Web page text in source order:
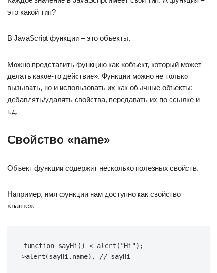
это какой тип?
В JavaScript функции – это объекты.
Можно представить функцию как «объект, который может
делать какое-то действие». Функции можно не только
вызывать, но и использовать их как обычные объекты:
добавлять/удалять свойства, передавать их по ссылке и
т.д.
Свойство «name»
Объект функции содержит несколько полезных свойств.
Например, имя функции нам доступно как свойство
«name»:
function sayHi() < alert("Hi");
>alert(sayHi.name); // sayHi